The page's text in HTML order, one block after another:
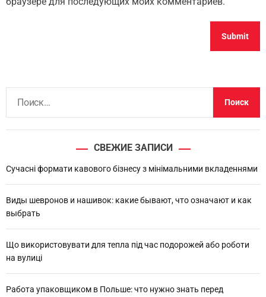
:
СВЕЖИЕ ЗАПИСИ
Сучасні формати кавового бізнесу з мінімальними вкладеннями
Виды шевронов и нашивок: какие бывают, что означают и как
выбрать
Що використовувати для тепла під час подорожей або роботи
на вулиці
Работа упаковщиком в Польше: что нужно знать перед